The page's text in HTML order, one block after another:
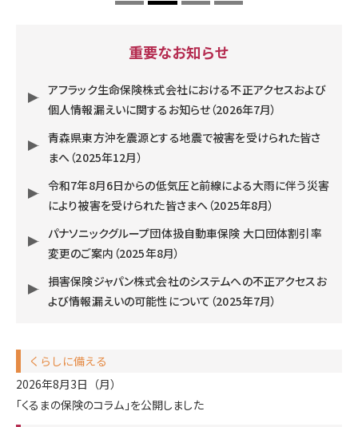
重要なお知らせ
アフラック生命保険株式会社における不正アクセスおよび
個人情報漏えいに関するお知らせ（2026年7月）
青森県東方沖を震源とする地震で被害を受けられた皆さ
まへ（2025年12月）
令和7年8月6日からの低気圧と前線による大雨に伴う災害
により被害を受けられた皆さまへ（2025年8月）
パナソニックグループ団体扱自動車保険 大口団体割引率
変更のご案内（2025年8月）
損害保険ジャパン株式会社のシステムへの不正アクセスお
よび情報漏えいの可能性について（2025年7月）
くらしに備える
2026年8月3日（月）
「くるまの保険のコラム」を公開しました